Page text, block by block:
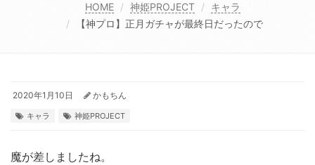
HOME 神姫PROJECT
キャラ
【神プロ】正月ガチャが最終日だったので
2020年1月10日 かもちん
キャラ 神姫PROJECT
魔が差しましたね。